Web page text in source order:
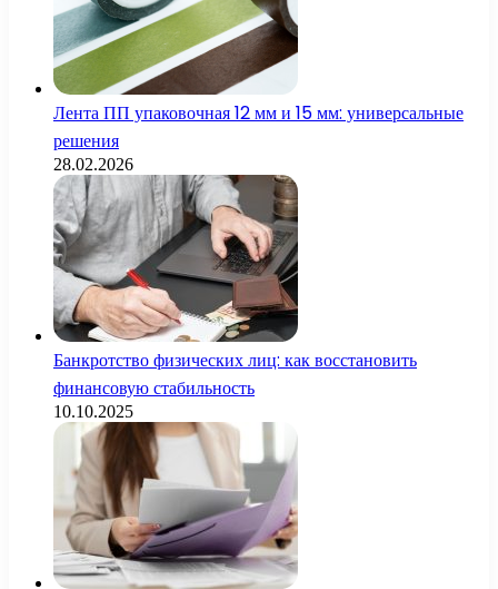
Лента ПП упаковочная 12 мм и 15 мм: универсальные
решения
28.02.2026
Банкротство физических лиц: как восстановить
финансовую стабильность
10.10.2025